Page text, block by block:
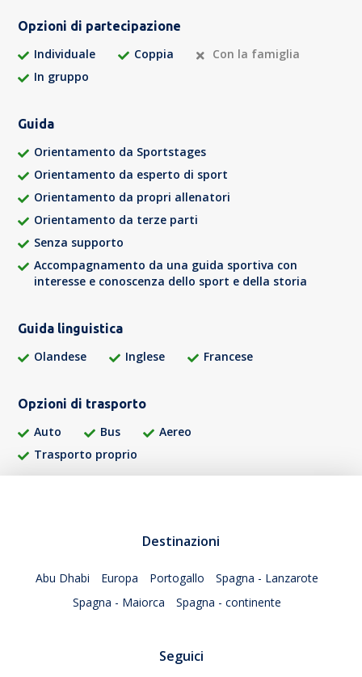
Opzioni di partecipazione
Individuale Coppia
Con la famiglia
In gruppo
Guida
Orientamento da Sportstages
Orientamento da esperto di sport
Orientamento da propri allenatori
Orientamento da terze parti
Senza supporto
Accompagnamento da una guida sportiva con
interesse e conoscenza dello sport e della storia
Guida linguistica
Olandese Inglese Francese
Opzioni di trasporto
Auto Bus
Aereo
Trasporto proprio
Destinazioni
Abu Dhabi Europa Portogallo
Spagna - Lanzarote
Spagna - Maiorca
Spagna - continente
Seguici